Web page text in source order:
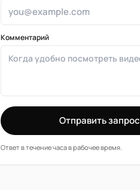
Комментарий
Отправить запрос
Ответ в течение часа в рабочее время.